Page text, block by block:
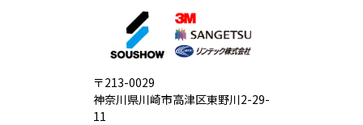
〒213-0029
神奈川県川崎市高津区東野川2-29-
11